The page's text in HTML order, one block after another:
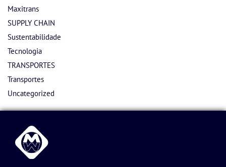
Maxitrans
SUPPLY CHAIN
Sustentabilidade
Tecnologia
TRANSPORTES
Transportes
Uncategorized